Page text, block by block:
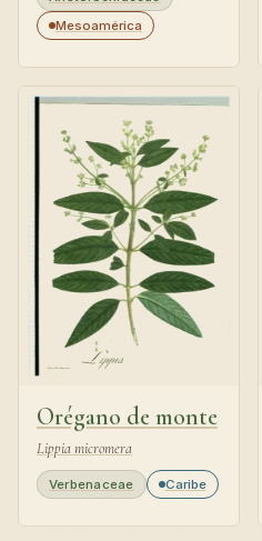
Mesoamérica
Orégano de monte
Lippia micromera
Verbenaceae Caribe